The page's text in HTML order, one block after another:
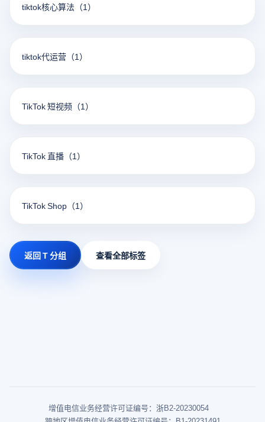
tiktok核心算法 （1）
tiktok代运营 （1）
TikTok 短视频 （1）
TikTok 直播 （1）
TikTok Shop （1）
返回 T 分组 查看全部标签
增值电信业务经营许可证编号：浙B2-20230054